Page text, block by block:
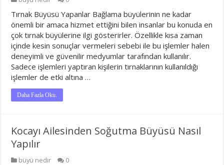
Tırnak Büyüsü Yapanlar Bağlama büyülerinin ne kadar
önemli bir amaca hizmet ettiğini bilen insanlar bu konuda en
çok tırnak büyülerine ilgi gösterirler. Özellikle kısa zaman
içinde kesin sonuçlar vermeleri sebebi ile bu işlemler halen
deneyimli ve güvenilir medyumlar tarafından kullanılır.
Sadece işlemleri yaptıran kişilerin tırnaklarının kullanıldığı
işlemler de etki altına …
Daha Fazla Oku.
Kocayı Ailesinden Soğutma Büyüsü Nasıl
Yapılır
büyü nedir 0